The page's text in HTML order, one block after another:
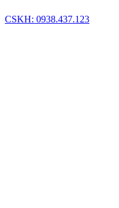
CSKH: 0938.437.123